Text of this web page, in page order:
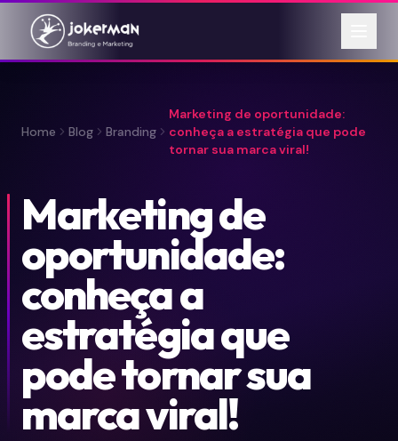
Home Blog Branding
Marketing de oportunidade:
conheça a estratégia que pode
tornar sua marca viral!
Marketing de
oportunidade:
conheça a
estratégia que
pode tornar sua
marca viral!